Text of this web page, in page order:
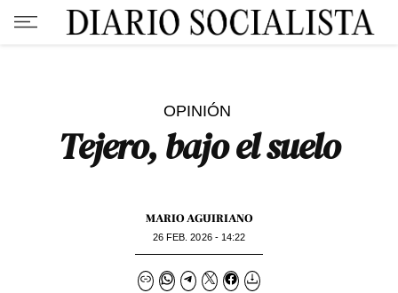
OPINIÓN
Tejero, bajo el suelo
MARIO AGUIRIANO
26 FEB. 2026 - 14:22